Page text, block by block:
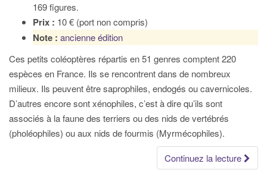
169 figures.
Prix : 10 € (port non compris)
Note : ancienne édition
Ces petits coléoptères répartis en 51 genres comptent 220
espèces en France. Ils se rencontrent dans de nombreux
milieux. Ils peuvent être saprophiles, endogés ou cavernicoles.
D’autres encore sont xénophiles, c’est à dire qu’ils sont
associés à la faune des terriers ou des nids de vertébrés
(pholéophiles) ou aux nids de fourmis (Myrmécophiles).
Continuez la lecture